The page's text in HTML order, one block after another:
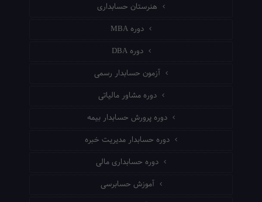
هنرستان حسابداری
دوره MBA
دوره DBA
آزمون حسابدار رسمی
دوره مشاور مالیاتی
دوره پرورش حسابدار بیمه
دوره حسابدار مدیریت خبره
دوره حسابداری مالی
آموزش حسابرسی